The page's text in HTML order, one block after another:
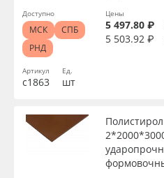
Москва
Новинки ассортимента
Плёнка монтажная Oratape
Цвет
Страна происхождения
Артикул
с1863
Ед.
шт
Цены
5 497.80 ₽
5 503.92 ₽
Доступно
МСК
СПБ
РНД